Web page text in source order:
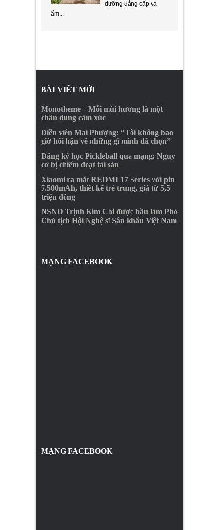
dưỡng đẳng cấp và
ẩm...
BÀI VIẾT MỚI
Monotheme – Mỗi mùi hương là một
chân dung cảm xúc
Diễn viên Mai Phượng: “Tôi không bao
giờ hối hận về những gì mình đã chọn”
Đăng ký học Pickleball qua mạng: Nguy
cơ bị chiếm đoạt tài sản
Xiaomi ra mắt REDMI 17 Series với pin
7.500mAh, thiết kế trẻ trung, giá từ 5,5
triệu đồng
NSND Trịnh Kim Chi được bầu làm Phó
Chủ tịch Hội Nghệ sĩ Sân khấu Việt Nam
MẠNG FACEBOOK
MẠNG FACEBOOK